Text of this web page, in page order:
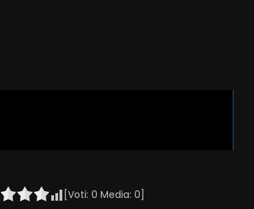
[Voti: 0 Media: 0